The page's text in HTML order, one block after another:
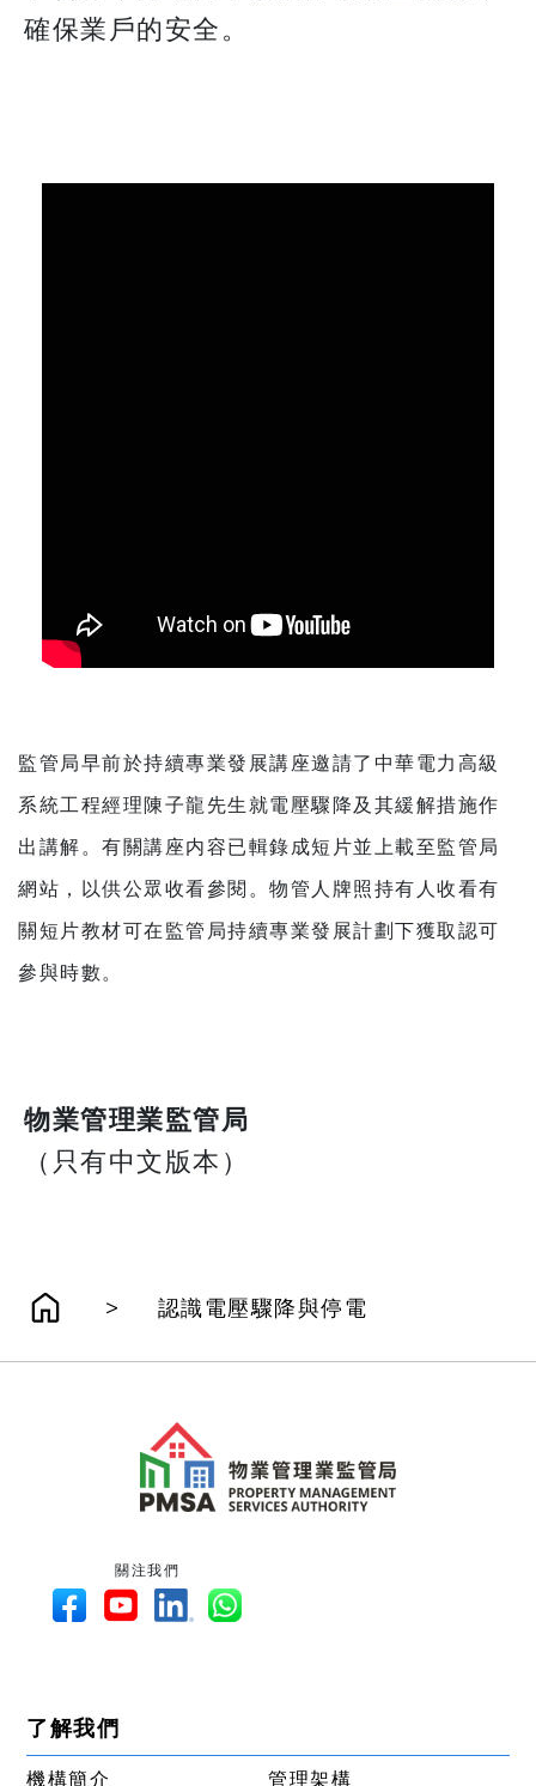
確保業戶的安全。
監管局早前於持續專業發展講座邀請了中華電力高級
系統工程經理陳子龍先生就電壓驟降及其緩解措施作
出講解。有關講座内容已輯錄成短片並上載至監管局
網站，以供公眾收看參閱。物管人牌照持有人收看有
關短片教材可在監管局持續專業發展計劃下獲取認可
參與時數。
物業管理業監管局
（只有中文版本）
> 認識電壓驟降與停電
關注我們
了解我們
機構簡介
管理架構